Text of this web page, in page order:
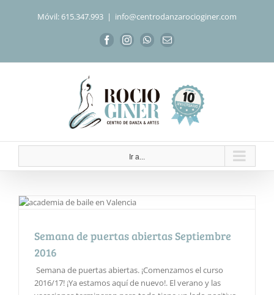
Móvil: 615.347.993 | info@centrodanzarocioginer.com
FacebookInstagramWhatsApp
Correo
Ir a...
Semana de puertas abiertas Septiembre
2016
Semana de puertas abiertas. ¡Comenzamos el curso
2016/17! ¡Ya estamos aquí de nuevo!. El verano y las